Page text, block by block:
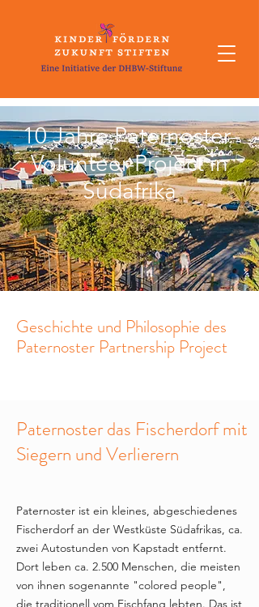
10 Jahre Paternoster-
Volunteer-Project in
Südafrika
Geschichte und Philosophie des
Paternoster Partnership Project
Paternoster das Fischerdorf mit
Siegern und Verlierern
Paternoster ist ein kleines, abgeschiedenes
Fischerdorf an der Westküste Südafrikas, ca.
zwei Autostunden von Kapstadt entfernt.
Dort leben ca. 2.500 Menschen, die meisten
von ihnen sogenannte "colored people",
die traditionell vom Fischfang lebten. Das ist